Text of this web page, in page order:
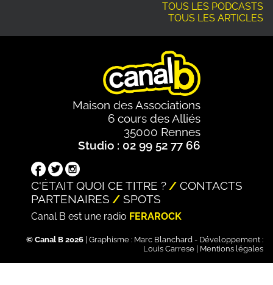
TOUS LES PODCASTS
TOUS LES ARTICLES
Maison des Associations
6 cours des Alliés
35000 Rennes
Studio : 02 99 52 77 66
C'ÉTAIT QUOI CE TITRE ?
CONTACTS
PARTENAIRES
SPOTS
Canal B est une radio FERAROCK
© Canal B 2026 | Graphisme : Marc Blanchard - Développement :
Louis Carrese
Mentions légales